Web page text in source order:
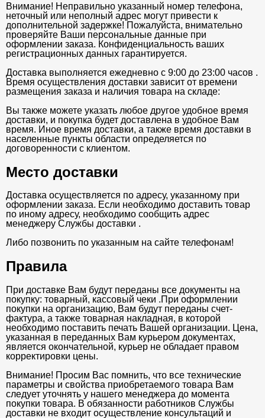
Внимание! Неправильно указанный номер телефона,
неточный или неполный адрес могут привести к
дополнительной задержке! Пожалуйста, внимательно
проверяйте Ваши персональные данные при
оформлении заказа. Конфиденциальность ваших
регистрационных данных гарантируется.
Доставка выполняется ежедневно с 9:00 до 23:00 часов .
Время осуществления доставки зависит от времени
размещения заказа и наличия товара на складе:
Вы также можете указать любое другое удобное время
доставки, и покупка будет доставлена в удобное Вам
время. Иное время доставки, а также время доставки в
населенные пункты области определяется по
договоренности с клиентом.
Место доставки
Доставка осуществляется по адресу, указанному при
оформлении заказа. Если необходимо доставить товар
по иному адресу, необходимо сообщить адрес
менеджеру Службы доставки .
Либо позвонить по указанным на сайте телефонам!
Правила
При доставке Вам будут переданы все документы на
покупку: товарный, кассовый чеки .При оформлении
покупки на организацию, Вам будут переданы счет-
фактура, а также товарная накладная, в которой
необходимо поставить печать Вашей организации. Цена,
указанная в переданных Вам курьером документах,
является окончательной, курьер не обладает правом
корректировки цены.
Внимание! Просим Вас помнить, что все технические
параметры и свойства приобретаемого товара Вам
следует уточнять у нашего менеджера до момента
покупки товара. В обязанности работников Службы
доставки не входит осуществление консультаций и